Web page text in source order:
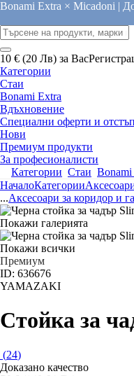
Bonami Extra × Micadoni |
10 € (20 Лв) за Вас
Категории
Стаи
Bonami Extra
Вдъхновение
Специални оферти и
Нови
Премиум продукти
За професионалисти
Категории Стаи Bonami
НачалоКатегории
...Аксесоари за коридор и
Покажи галерията
Покажи всички
Премиум
ID: 636676
YAMAZAKI
Стойка за
(24)
Доказано качество